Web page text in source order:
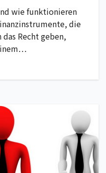
wie funktionieren
die
Recht geben,